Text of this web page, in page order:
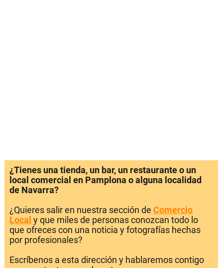
¿Tienes una tienda, un bar, un restaurante o un
local comercial en Pamplona o alguna localidad
de Navarra?
¿Quieres salir en nuestra sección de Comercio
Local y que miles de personas conozcan todo lo
que ofreces con una noticia y fotografías hechas
por profesionales?
Escríbenos a esta dirección y hablaremos contigo